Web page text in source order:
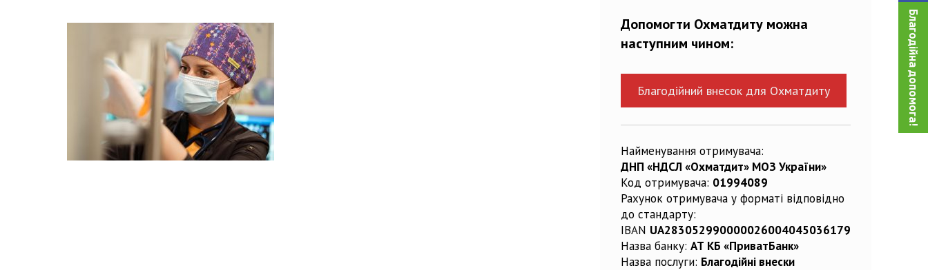
Благодійна допомога!
Допомогти Охматдиту можна
наступним чином:
Благодійний внесок для Охматдиту
Найменування отримувача:
ДНП «НДСЛ «Охматдит» МОЗ України»
Код отримувача: 01994089
Рахунок отримувача у форматі відповідно
до стандарту:
IBAN UA283052990000026004045036179
Назва банку: АТ КБ «ПриватБанк»
Назва послуги: Благодійні внески